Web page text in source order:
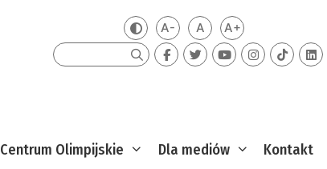
Zmień kontrast
A-Mniejsza czcionka
ADomyślna czcionka
A+Większa
Szukaj
Centrum Olimpijskie Dla mediów Kontakt